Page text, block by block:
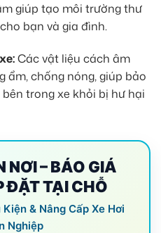
giúp tạo môi trường thư
bạn và gia đình.
Các vật liệu cách âm
ẩm, chống nóng, giúp bảo
trong xe khỏi bị hư hại
NƠI – BÁO GIÁ
ĐẶT TẠI CHỖ
& Nâng Cấp Xe Hơi
Nghiệp